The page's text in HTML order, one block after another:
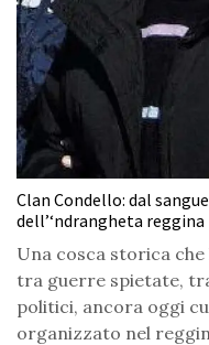
Clan Condello: dal
dell’‘ndrangheta reggina
Una cosca storica
tra guerre spietate,
politici, ancora oggi
organizzato nel